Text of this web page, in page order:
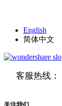
English
简体中文
客服热线：